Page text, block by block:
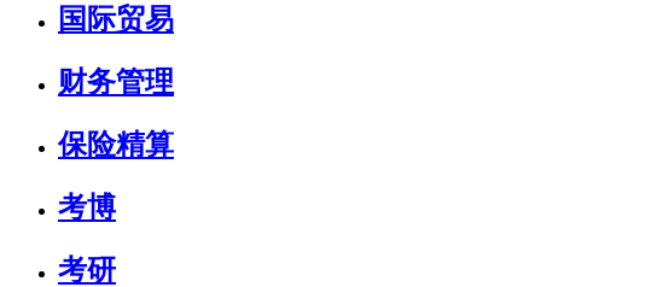
国际贸易
财务管理
保险精算
考博
考研